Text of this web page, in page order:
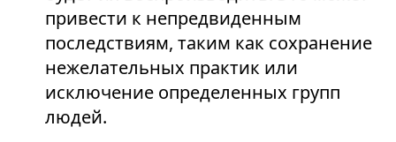
привести к непредвиденным
последствиям, таким как сохранение
нежелательных практик или
исключение определенных групп
людей.